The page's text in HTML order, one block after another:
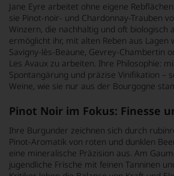
Jane Eyre arbeitet ohne eigene
sie Pinot-noir- und Chardonnay-Trauben
Winzern, die nachhaltig und oft biologisch
ermöglicht ihr, mit alten Reben aus Lagen
Savigny-lès-Beaune, Gevrey-Chambertin
Les Avaux zu arbeiten. Ihre Philosophie:
Spontangärung und präzise Vinifikation –
Weine, wie sie nur aus der Bourgogne
Pinot Noir im Fokus: Finesse
Ihre Burgunder zeichnen sich durch
Pinot-Aromatik von roten und dunklen
eine mineralische Präzision aus. Am
jugendliche Frische mit feinen Tanninen